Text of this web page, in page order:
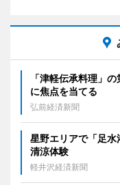
「津軽伝承料理」
に焦点を当てる
弘前経済新聞
星野エリアで「足
清涼体験
軽井沢経済新聞